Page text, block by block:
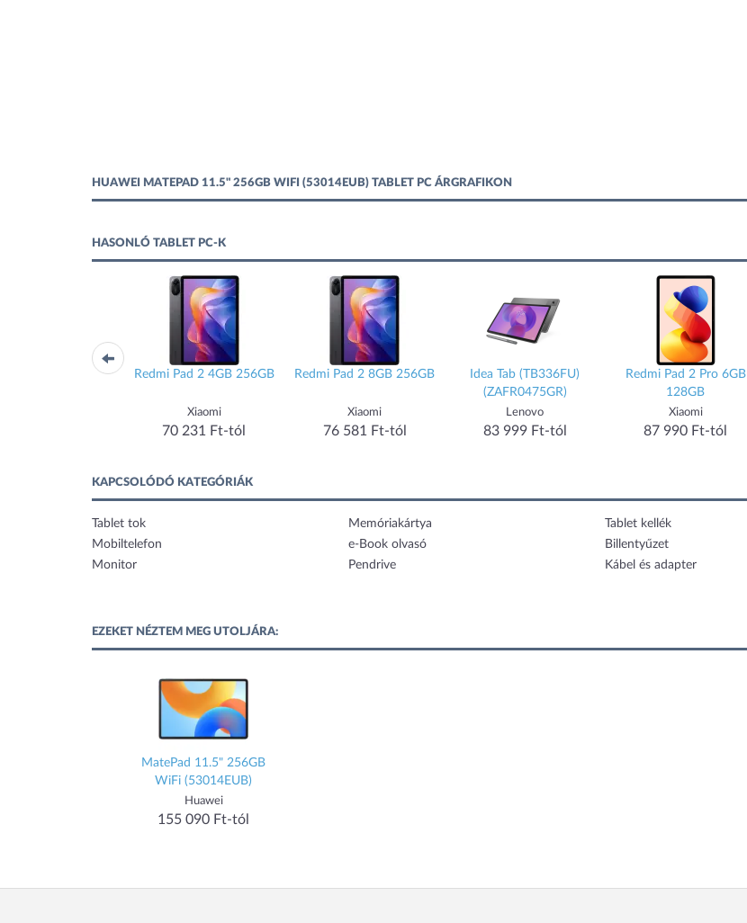
HUAWEI MATEPAD 11.5" 256GB WIFI (53014EUB) TABLET PC ÁRGRAFIKON
HASONLÓ TABLET PC-K
Pad 2 4G 4GB
Redmi Pad 2 4GB 256GB
Xiaomi
70 231 Ft-tól
Redmi Pad 2 8GB 256GB
Xiaomi
76 581 Ft-tól
Idea Tab (TB336FU)
(ZAFR0475GR)
Lenovo
83 999 Ft-tól
Redmi Pad 2 Pro 6GB
128GB
Xiaomi
87 990 Ft-tól
KAPCSOLÓDÓ KATEGÓRIÁK
Tablet tok Memóriakártya Tablet kellék
Mobiltelefon
e-Book olvasó Billentyűzet
Monitor
Pendrive Kábel és adapter
EZEKET NÉZTEM MEG UTOLJÁRA:
MatePad 11.5" 256GB
WiFi (53014EUB)
Huawei
155 090 Ft-tól